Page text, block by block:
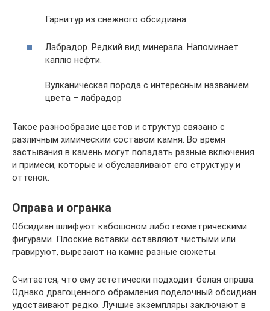
Гарнитур из снежного обсидиана
Лабрадор. Редкий вид минерала. Напоминает
каплю нефти.
Вулканическая порода с интересным названием
цвета – лабрадор
Такое разнообразие цветов и структур связано с
различным химическим составом камня. Во время
застывания в камень могут попадать разные включения
и примеси, которые и обуславливают его структуру и
оттенок.
Оправа и огранка
Обсидиан шлифуют кабошоном либо геометрическими
фигурами. Плоские вставки оставляют чистыми или
гравируют, вырезают на камне разные сюжеты.
Считается, что ему эстетически подходит белая оправа.
Однако драгоценного обрамления поделочный обсидиан
удостаивают редко. Лучшие экземпляры заключают в